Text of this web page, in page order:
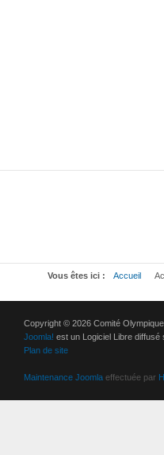
Vous êtes ici : Accueil
Copyright © 2026 Comité
Joomla! est un Logiciel Libre diffusé
Plan de site
Maintenance Joomla effectuée par